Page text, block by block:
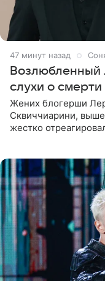
47 минут назад
Возлюбленный
слухи о
Жених блогерши
Сквиччиарини,
жестко